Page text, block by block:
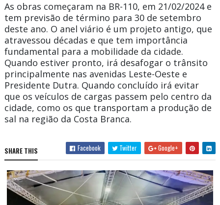
As obras começaram na BR-110, em 21/02/2024 e
tem previsão de término para 30 de setembro
deste ano. O anel viário é um projeto antigo, que
atravessou décadas e que tem importância
fundamental para a mobilidade da cidade.
Quando estiver pronto, irá desafogar o trânsito
principalmente nas avenidas Leste-Oeste e
Presidente Dutra. Quando concluído irá evitar
que os veículos de cargas passem pelo centro da
cidade, como os que transportam a produção de
sal na região da Costa Branca.
SHARE THIS Facebook Twitter Google+